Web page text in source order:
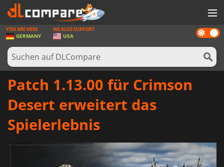
SPIELE
SPIEL KARTEN
SOFTWARE
NACHRICHTEN
ANMELDEN ODER REGISTRIEREN
Dark
mode
YOU ARE HERE
GERMANY
WE ALSO SUPPORT
USA
Patch 1.13.00 für Crimson
Desert erweitert das
Spielerlebnis